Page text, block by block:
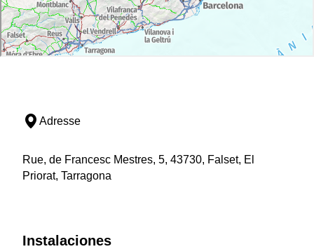
Adresse
Rue, de Francesc Mestres, 5, 43730, Falset, El
Priorat, Tarragona
Instalaciones